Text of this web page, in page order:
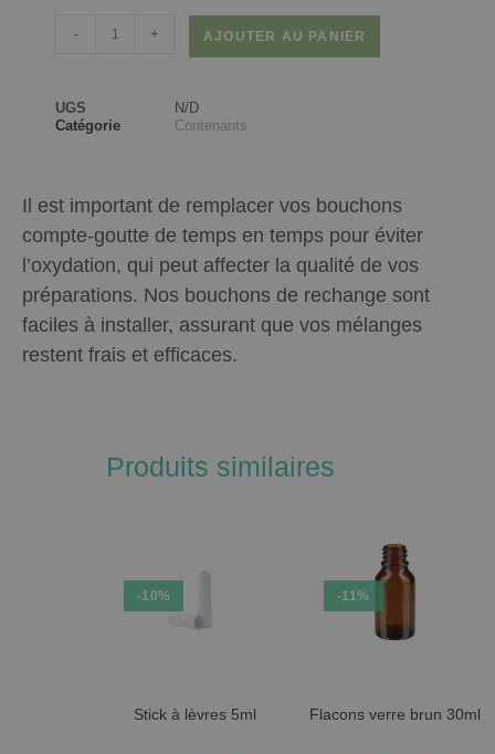
option
- + AJOUTER AU PANIER
UGS
N/D
Catégorie
Contenants
Il est important de remplacer vos bouchons
compte-goutte de temps en temps pour éviter
l’oxydation, qui peut affecter la qualité de vos
préparations. Nos bouchons de rechange sont
faciles à installer, assurant que vos mélanges
restent frais et efficaces.
Produits similaires
-10%
Stick à lèvres 5ml
-11%
Flacons verre brun 30ml